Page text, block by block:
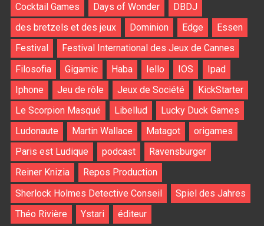
Cocktail Games
Days of Wonder
DBDJ
des bretzels et des jeux
Dominion Edge
Essen
Festival
Festival International des Jeux de Cannes
Filosofia
Gigamic Haba Iello IOS
Ipad
Iphone
Jeu de rôle Jeux de Société
KickStarter
Le Scorpion Masqué
Libellud
Lucky Duck Games
Ludonaute
Martin Wallace Matagot
origames
Paris est Ludique
podcast
Ravensburger
Reiner Knizia
Repos Production
Sherlock Holmes Detective Conseil
Spiel des Jahres
Théo Rivière
Ystari éditeur